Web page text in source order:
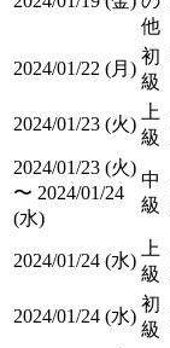
他
2024/01/22 (月)
初
級
2024/01/23 (火)
上
級
2024/01/23 (火)
〜 2024/01/24
(水)
中
級
2024/01/24 (水)
上
級
2024/01/24 (水)
初
級